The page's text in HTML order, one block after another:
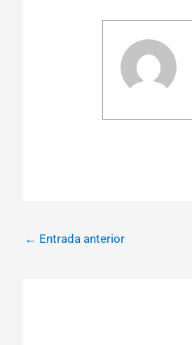
← Entrada anterior